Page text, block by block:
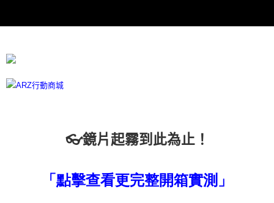
👓鏡片起霧到此為止！
「點擊查看更完整開箱實測」